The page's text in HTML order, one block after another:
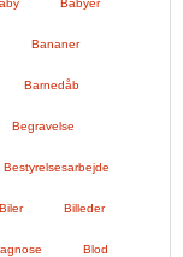
Babyer
Bananer
Barnedåb
Begravelse
Bestyrelsesarbejde
Biler Billeder
Blod